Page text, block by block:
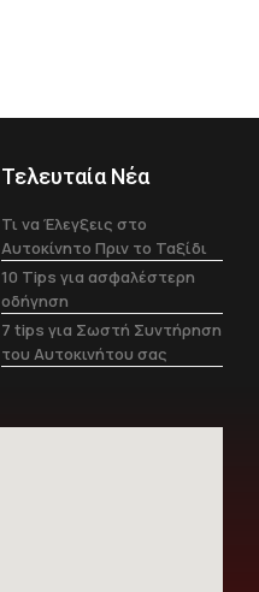
Τελευταία Νέα
Τι να Έλεγξεις στο
Αυτοκίνητο Πριν το Ταξίδι
10 Tips για ασφαλέστερη
οδήγηση
7 tips για Σωστή Συντήρηση
του Αυτοκινήτου σας